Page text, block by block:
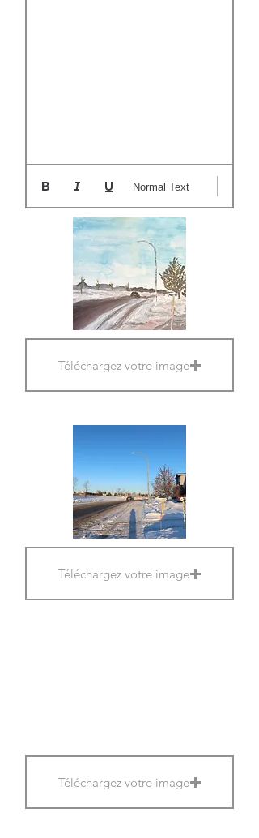
Normal Text
Téléchargez votre image
Téléchargez votre image
Téléchargez votre image